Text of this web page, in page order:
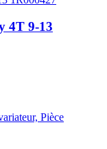
4T 9-13
Pièce